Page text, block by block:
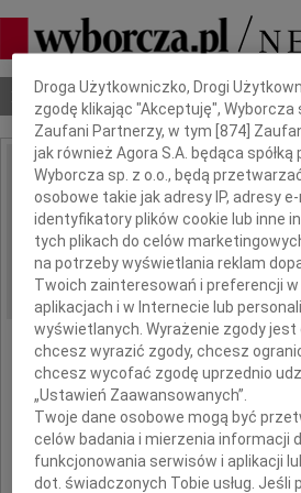
Nekrologi Odeszli Poradnik
IMIĘ I NAZWISKO:
REGION: Łódź
DATA EMISJI: 03.11.2020
"Umarłych wieczność
Dbamy o Twoją prywatność
Droga Użytkowniczko, Drogi
zgodę klikając "Akceptuję", Wyborcza
Zaufani Partnerzy, w tym [874]
jak również Agora S.A. będąca spółką
Wyborcza sp. z o.o., będą
osobowe takie jak adresy IP, adresy
identyfikatory plików cookie lub inne
tych plikach do celów
na potrzeby wyświetlania reklam
Twoich zainteresowań i preferencji
aplikacjach i w Internecie lub
wyświetlanych. Wyrażenie zgody jest
chcesz wyrazić zgody, chcesz
chcesz wycofać zgodę uprzednio
„Ustawień Zaawansowanych”.
Twoje dane osobowe mogą być
celów badania i mierzenia informacji
funkcjonowania serwisów i aplikacji
dot. świadczonych Tobie usług. Jeśli